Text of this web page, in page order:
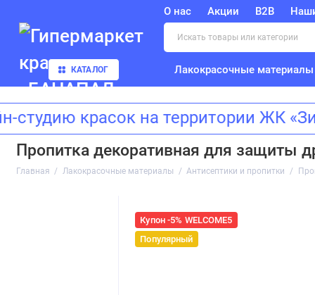
О нас Акции B2B
КАТАЛОГ Лакокрасочные материалы
красок на территории ЖК
Пропитка декоративная для защиты
Главная Лакокрасочные материалы Антисептики и пропитки
Купон -5% WELCOME5
Популярный